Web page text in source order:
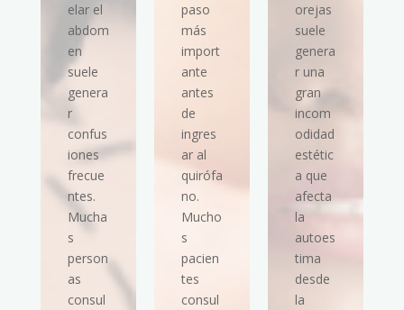
elar el
abdom
en
suele
genera
r
confus
iones
frecue
ntes.
Mucha
s
person
as
consul
paso
más
import
ante
antes
de
ingres
ar al
quirófa
no.
Mucho
s
pacien
tes
consul
orejas
suele
genera
r una
gran
incom
odidad
estétic
a que
afecta
la
autoes
tima
desde
la